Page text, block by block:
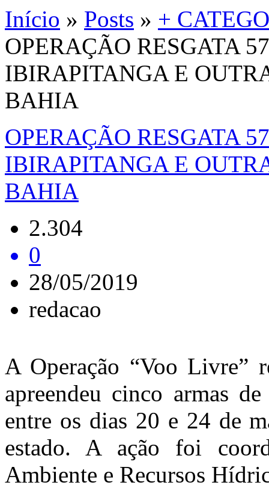
Início » Posts » +
OPERAÇÃO RESGATA
IBIRAPITANGA E
BAHIA
OPERAÇÃO RESGATA
IBIRAPITANGA E
BAHIA
2.304
0
28/05/2019
redacao
A Operação “Voo Livre”
apreendeu cinco armas
entre os dias 20 e 24 de
estado. A ação foi
Ambiente e Recursos